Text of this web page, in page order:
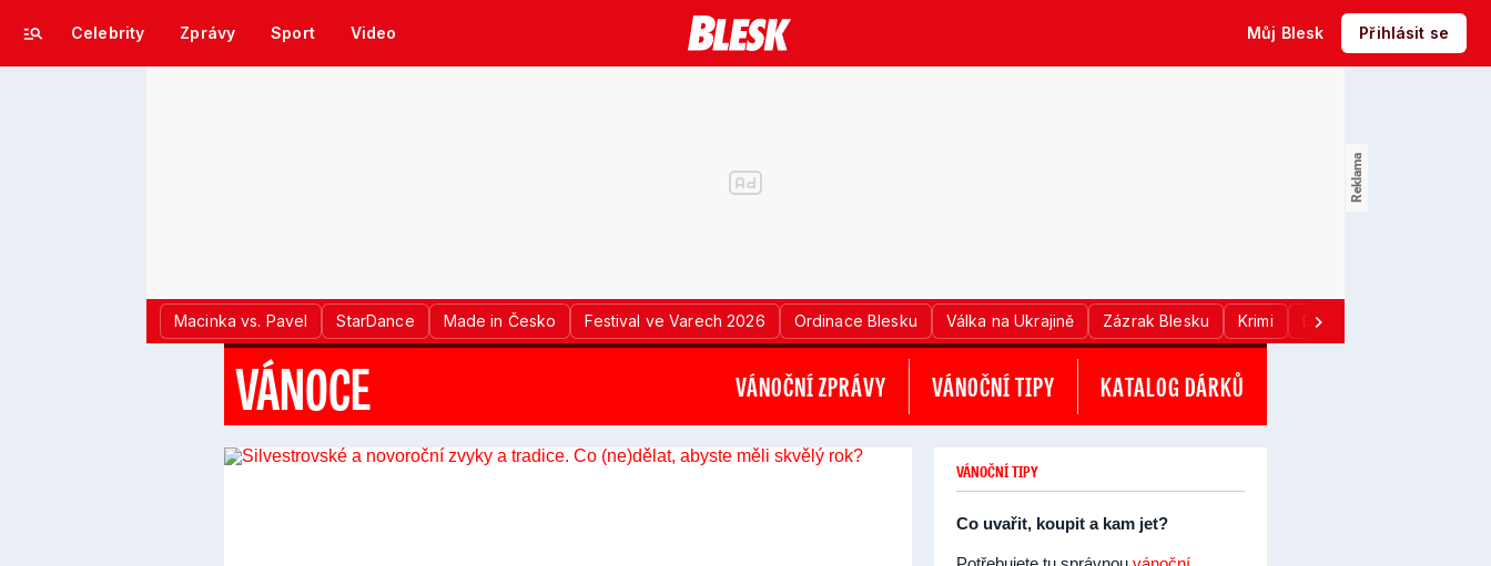
Celebrity Zprávy Sport Video Můj Blesk Přihlásit se
Macinka vs. Pavel StarDance Made in Česko Festival ve Varech 2026 Ordinace Blesku Válka na Ukrajině Zázrak Blesku Krimi Donald Trump
VÁNOCE VÁNOČNÍ ZPRÁVY VÁNOČNÍ TIPY KATALOG DÁRKŮ
VÁNOČNÍ TIPY
Co uvařit, koupit a kam jet?